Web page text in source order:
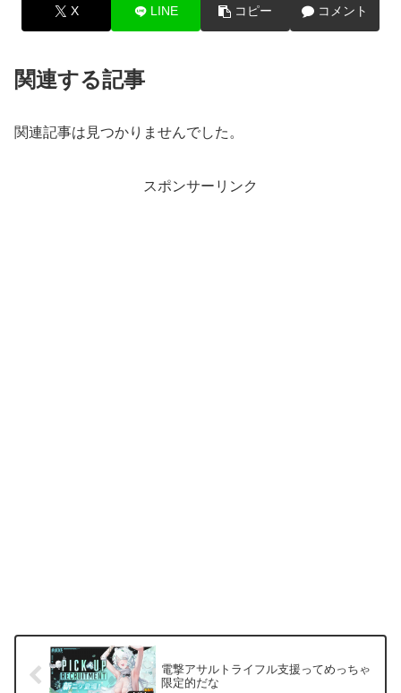
X LINE コピー コメント
関連する記事
関連記事は見つかりませんでした。
スポンサーリンク
電撃アサルトライフル支援ってめっちゃ
限定的だな